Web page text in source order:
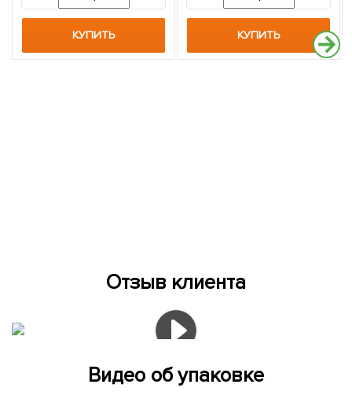
КУПИТЬ КУПИТЬ
Отзыв клиента
Видео об упаковке